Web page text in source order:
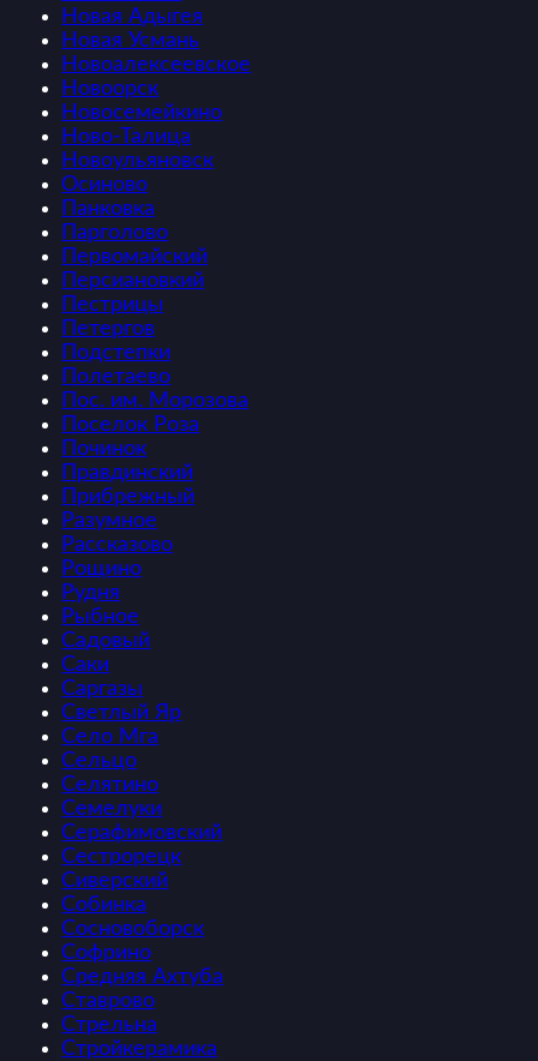
Новая Адыгея
Новая Усмань
Новоалексеевское
Новоорск
Новосемейкино
Ново-Талица
Новоульяновск
Осиново
Панковка
Парголово
Первомайский
Персиановкий
Пестрицы
Петергов
Подстепки
Полетаево
Пос. им. Морозова
Поселок Роза
Починок
Правдинский
Прибрежный
Разумное
Рассказово
Рощино
Рудня
Рыбное
Садовый
Саки
Саргазы
Светлый Яр
Село Мга
Сельцо
Селятино
Семелуки
Серафимовский
Сестрорецк
Сиверский
Собинка
Сосновоборск
Софрино
Средняя Ахтуба
Ставрово
Стрельна
Стройкерамика